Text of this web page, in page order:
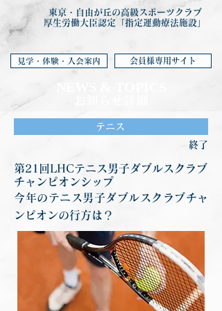
東京・自由が丘の高級スポーツクラブ
厚生労働大臣認定「指定運動療法施設」
見学・体験・入会案内 会員様専用サイト
テニス
終了
第21回LHCテニス男子ダブルスクラブ
チャンピオンシップ
今年のテニス男子ダブルスクラブチャ
ンピオンの行方は？